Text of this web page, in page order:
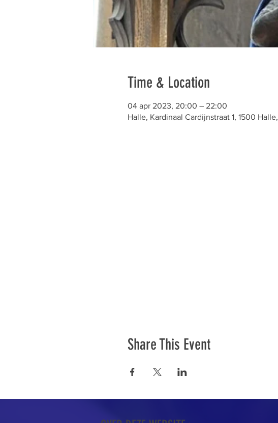
Time & Location
04 apr 2023, 20:00 – 22:00
Halle, Kardinaal Cardijnstraat 1, 1500
Share This Event